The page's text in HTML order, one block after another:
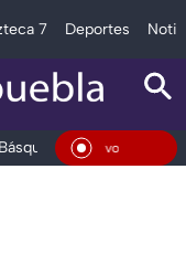
7 Deportes
Deportes
En Vivo